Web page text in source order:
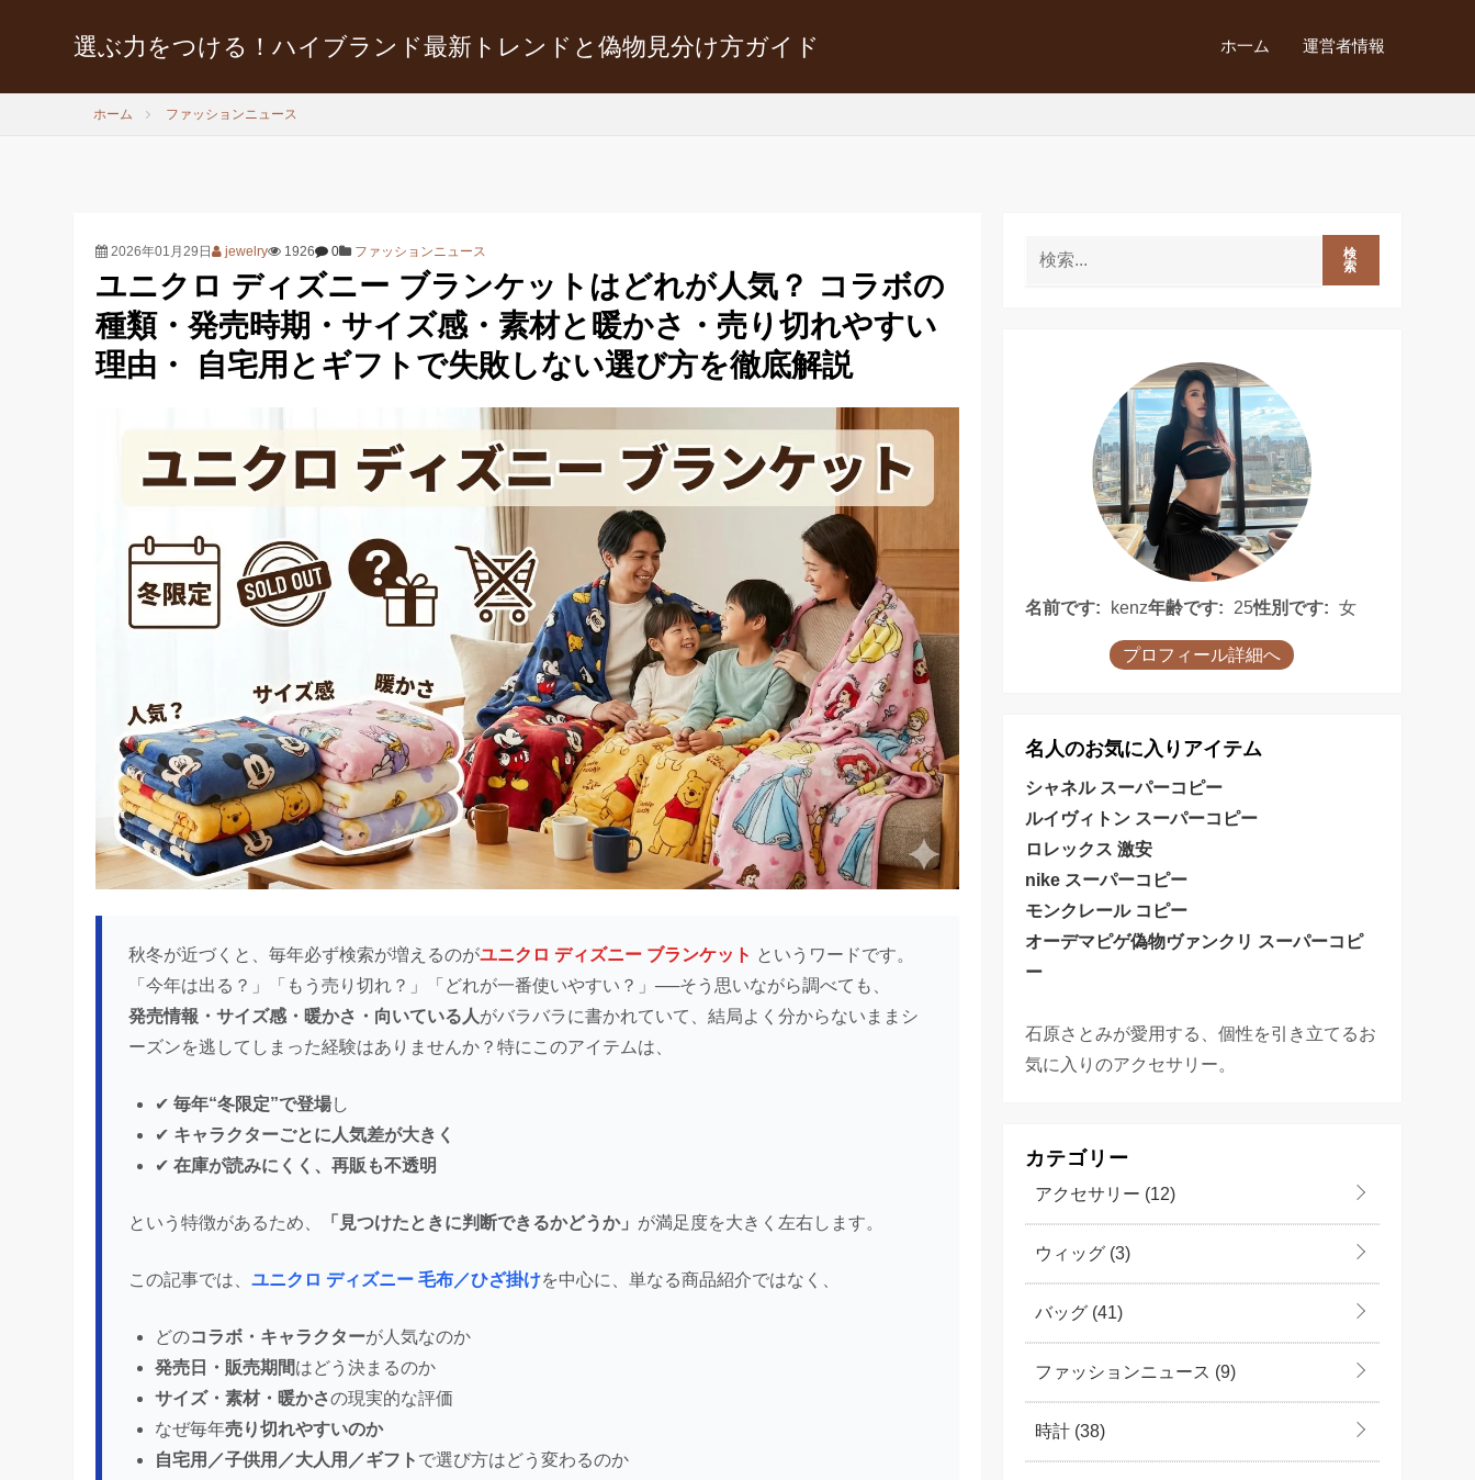
選ぶ力をつける！ハイブランド最新トレンドと偽物見分け方ガイド ホ一ム 運営者情報
ホーム ファッションニュース
2026年01月29日 jewelry 1926 0 ファッションニュース
ユニクロ ディズニー ブランケットはどれが人気？ コラボの
種類・発売時期・サイズ感・素材と暖かさ・売り切れやすい
理由・ 自宅用とギフトで失敗しない選び方を徹底解説
秋冬が近づくと、毎年必ず検索が増えるのがユニクロ ディズニー ブランケット というワードです。
「今年は出る？」「もう売り切れ？」「どれが一番使いやすい？」──そう思いながら調べても、
発売情報・サイズ感・暖かさ・向いている人がバラバラに書かれていて、結局よく分からないままシ
ーズンを逃してしまった経験はありませんか？特にこのアイテムは、
✔毎年“冬限定”で登場し
✔ キャラクターごとに人気差が大きく
✔在庫が読みにくく、再販も不透明
という特徴があるため、 「見つけたときに判断できるかどうか」 が満足度を大きく左右します。
この記事では、ユニクロ ディズニー 毛布／ひざ掛けを中心に、単なる商品紹介ではなく、
どのコラボ・キャラクターが人気なのか
発売日・販売期間はどう決まるのか
サイズ・素材・暖かさの現実的な評価
なぜ毎年売り切れやすいのか
自宅用／子供用／大人用／ギフト で選び方はどう変わるのか
検
索
名前です: kenz年齢です: 25性別です: 女
プロフィール詳細へ
名人のお気に入りアイテム
シャネル スーパーコピー
ルイヴィトン スーパーコピー
ロレックス 激安
nike スーパーコピー
モンクレール コピー
オーデマピゲ偽物ヴァンクリ スーパーコピ
ー
石原さとみが愛用する、個性を引き立てるお
気に入りのアクセサリー。
カテゴリー
アクセサリー (12)
ウィッグ (3)
バッグ (41)
ファッションニュース (9)
時計 (38)